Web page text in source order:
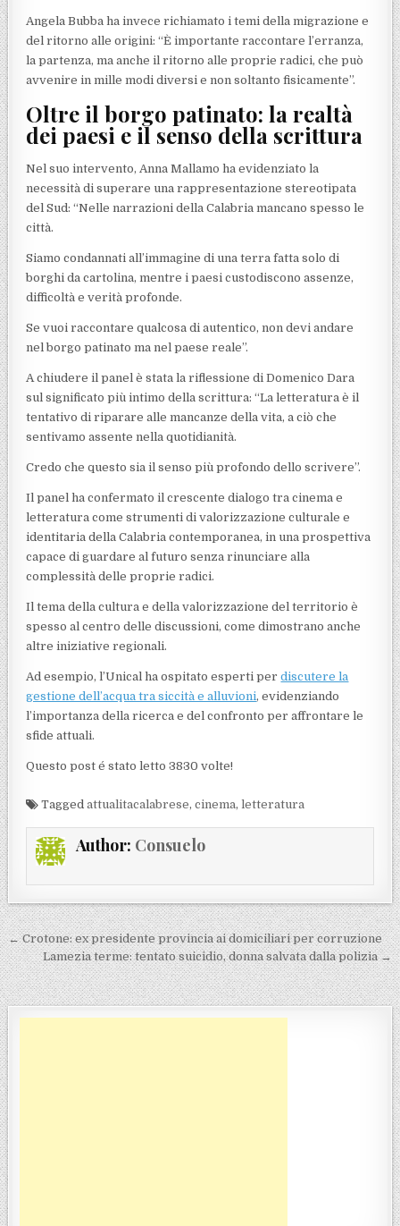
Angela Bubba ha invece richiamato i temi della migrazione e
del ritorno alle origini: “È importante raccontare l’erranza,
la partenza, ma anche il ritorno alle proprie radici, che può
avvenire in mille modi diversi e non soltanto fisicamente”.
Oltre il borgo patinato: la realtà
dei paesi e il senso della scrittura
Nel suo intervento, Anna Mallamo ha evidenziato la
necessità di superare una rappresentazione stereotipata
del Sud: “Nelle narrazioni della Calabria mancano spesso le
città.
Siamo condannati all’immagine di una terra fatta solo di
borghi da cartolina, mentre i paesi custodiscono assenze,
difficoltà e verità profonde.
Se vuoi raccontare qualcosa di autentico, non devi andare
nel borgo patinato ma nel paese reale”.
A chiudere il panel è stata la riflessione di Domenico Dara
sul significato più intimo della scrittura: “La letteratura è il
tentativo di riparare alle mancanze della vita, a ciò che
sentivamo assente nella quotidianità.
Credo che questo sia il senso più profondo dello scrivere”.
Il panel ha confermato il crescente dialogo tra cinema e
letteratura come strumenti di valorizzazione culturale e
identitaria della Calabria contemporanea, in una prospettiva
capace di guardare al futuro senza rinunciare alla
complessità delle proprie radici.
Il tema della cultura e della valorizzazione del territorio è
spesso al centro delle discussioni, come dimostrano anche
altre iniziative regionali.
Ad esempio, l’Unical ha ospitato esperti perdiscutere la
gestione dell’acqua tra siccità e alluvioni, evidenziando
l’importanza della ricerca e del confronto per affrontare le
sfide attuali.
Questo post é stato letto 3830 volte!
Taggedattualitacalabrese,cinema,letteratura
Author: Consuelo
Navigazione articoli
← Crotone: ex presidente provincia ai domiciliari per corruzione
Lamezia terme: tentato suicidio, donna salvata dalla polizia →